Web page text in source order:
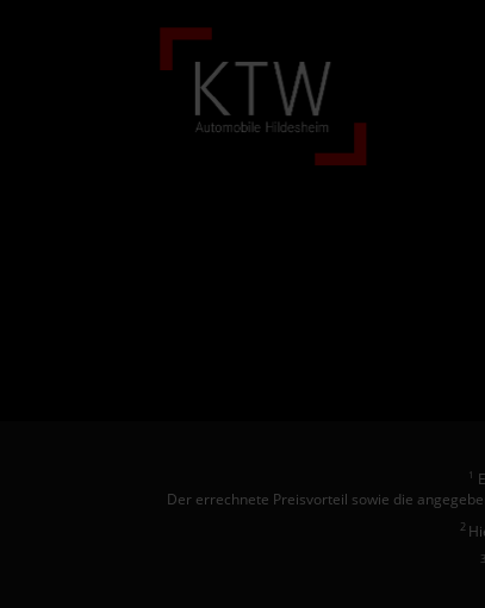
1
Der errechnete Preisvorteil sowie die
2
3